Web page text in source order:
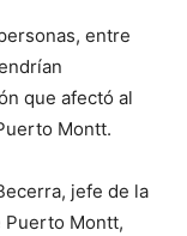
entre
que afectó al
Montt.
jefe de la
Puerto Montt,